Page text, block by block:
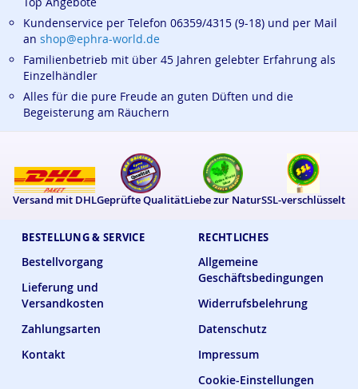
BESTELLUNG & SERVICE
Bestellvorgang
Lieferung und
Versandkosten
Zahlungsarten
Kontakt
RECHTLICHES
Allgemeine
Geschäftsbedingungen
Widerrufsbelehrung
Datenschutz
Impressum
Cookie-Einstellungen
Kundenservice per Telefon 06359/4315 (9-18) und per Mail
an shop@ephra-world.de
Familienbetrieb mit über 45 Jahren gelebter Erfahrung als
Einzelhändler
Alles für die pure Freude an guten Düften und die
Begeisterung am Räuchern
Versand mit DHLGeprüfte QualitätLiebe zur NaturSSL-verschlüsselt